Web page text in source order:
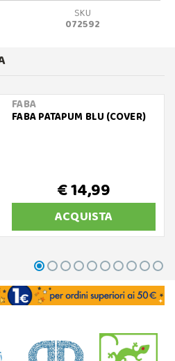
SKU
072592
FABA
FABA PATAPUM BLU (COVER)
€ 14,99
ACQUISTA